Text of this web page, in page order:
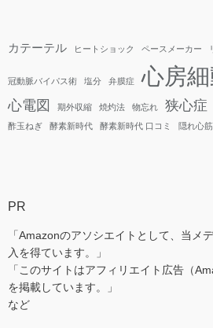
カテーテル ヒートショック ペースメーカー
冠動脈バイパス術 塩分 弁膜症 心房
心電図 期外収縮 焼灼法 物忘れ 狭心症
酢玉ねぎ
酵素新時代 酵素新時代 口コミ 隠れ心
PR
「Amazonのアソシエイトとして、当メ
入を得ています。」
「このサイトはアフィリエイト広告（
を掲載しています。」
など